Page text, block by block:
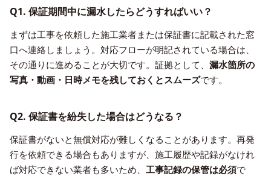
Q1. 保証期間中に漏水したらどうすればいい？
まずは工事を依頼した施工業者または保証書に記載された窓
口へ連絡しましょう。対応フローが明記されている場合は、
その通りに進めることが大切です。証拠として、 漏水箇所の
写真・動画・日時メモを残しておくとスムーズです。
Q2. 保証書を紛失した場合はどうなる？
保証書がないと無償対応が難しくなることがあります。再発
行を依頼できる場合もありますが、施工履歴や記録がなけれ
ば対応できない業者も多いため、 工事記録の保管は必須で